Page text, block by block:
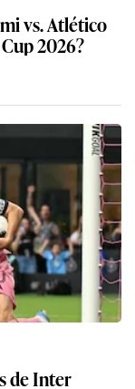
vs. Atlético
2026?
de Inter